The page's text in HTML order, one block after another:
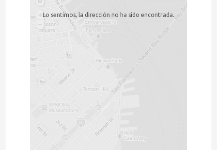
Lo sentimos, la dirección no ha sido encontrada.